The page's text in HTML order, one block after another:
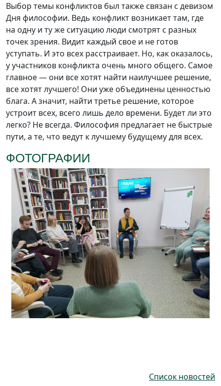
Выбор темы конфликтов был также связан с девизом
Дня философии. Ведь конфликт возникает там, где
на одну и ту же ситуацию люди смотрят с разных
точек зрения. Видит каждый свое и не готов
уступать. И это всех расстраивает. Но, как оказалось,
у участников конфликта очень много общего. Самое
главное — они все хотят найти наилучшее решение,
все хотят лучшего! Они уже объединены ценностью
блага. А значит, найти третье решение, которое
устроит всех, всего лишь дело времени. Будет ли это
легко? Не всегда. Философия предлагает не быстрые
пути, а те, что ведут к лучшему будущему для всех.
ФОТОГРАФИИ
Список новостей